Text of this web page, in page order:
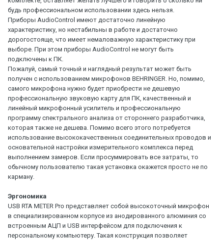
будь профессиональном использовании здесь нельзя.
Приборы AudioControl имеют достаточно линейную
характеристику, но нестабильны в работе и достаточно
дорогостояще, что имеет немаловажную характеристику при
выборе. При этом приборы AudioControl не могут быть
подключены к ПК.
Пожалуй, самый точный и наглядный результат может быть
получен с использованием микрофонов BEHRINGER. Но, помимо,
самого микрофона нужно будет приобрести не дешевую
профессиональную звуковую карту для ПК, качественный и
линейный микрофонный усилитель и профессиональную
программу спектрального анализа от стороннего разработчика,
которая также не дешева. Помимо всего этого потребуется
использование высококачественных соединительных проводов и
основательной настройки измерительного комплекса перед
выполнением замеров. Если просуммировать все затраты, то
обычному пользователю такая установка окажется просто не по
карману.
Эргономика
USB RTA METER Pro представляет собой высокоточный микрофон
в специализированном корпусе из анодированного алюминия со
встроенным АЦП и USB интерфейсом для подключения к
персональному компьютеру. Такая конструкция позволяет